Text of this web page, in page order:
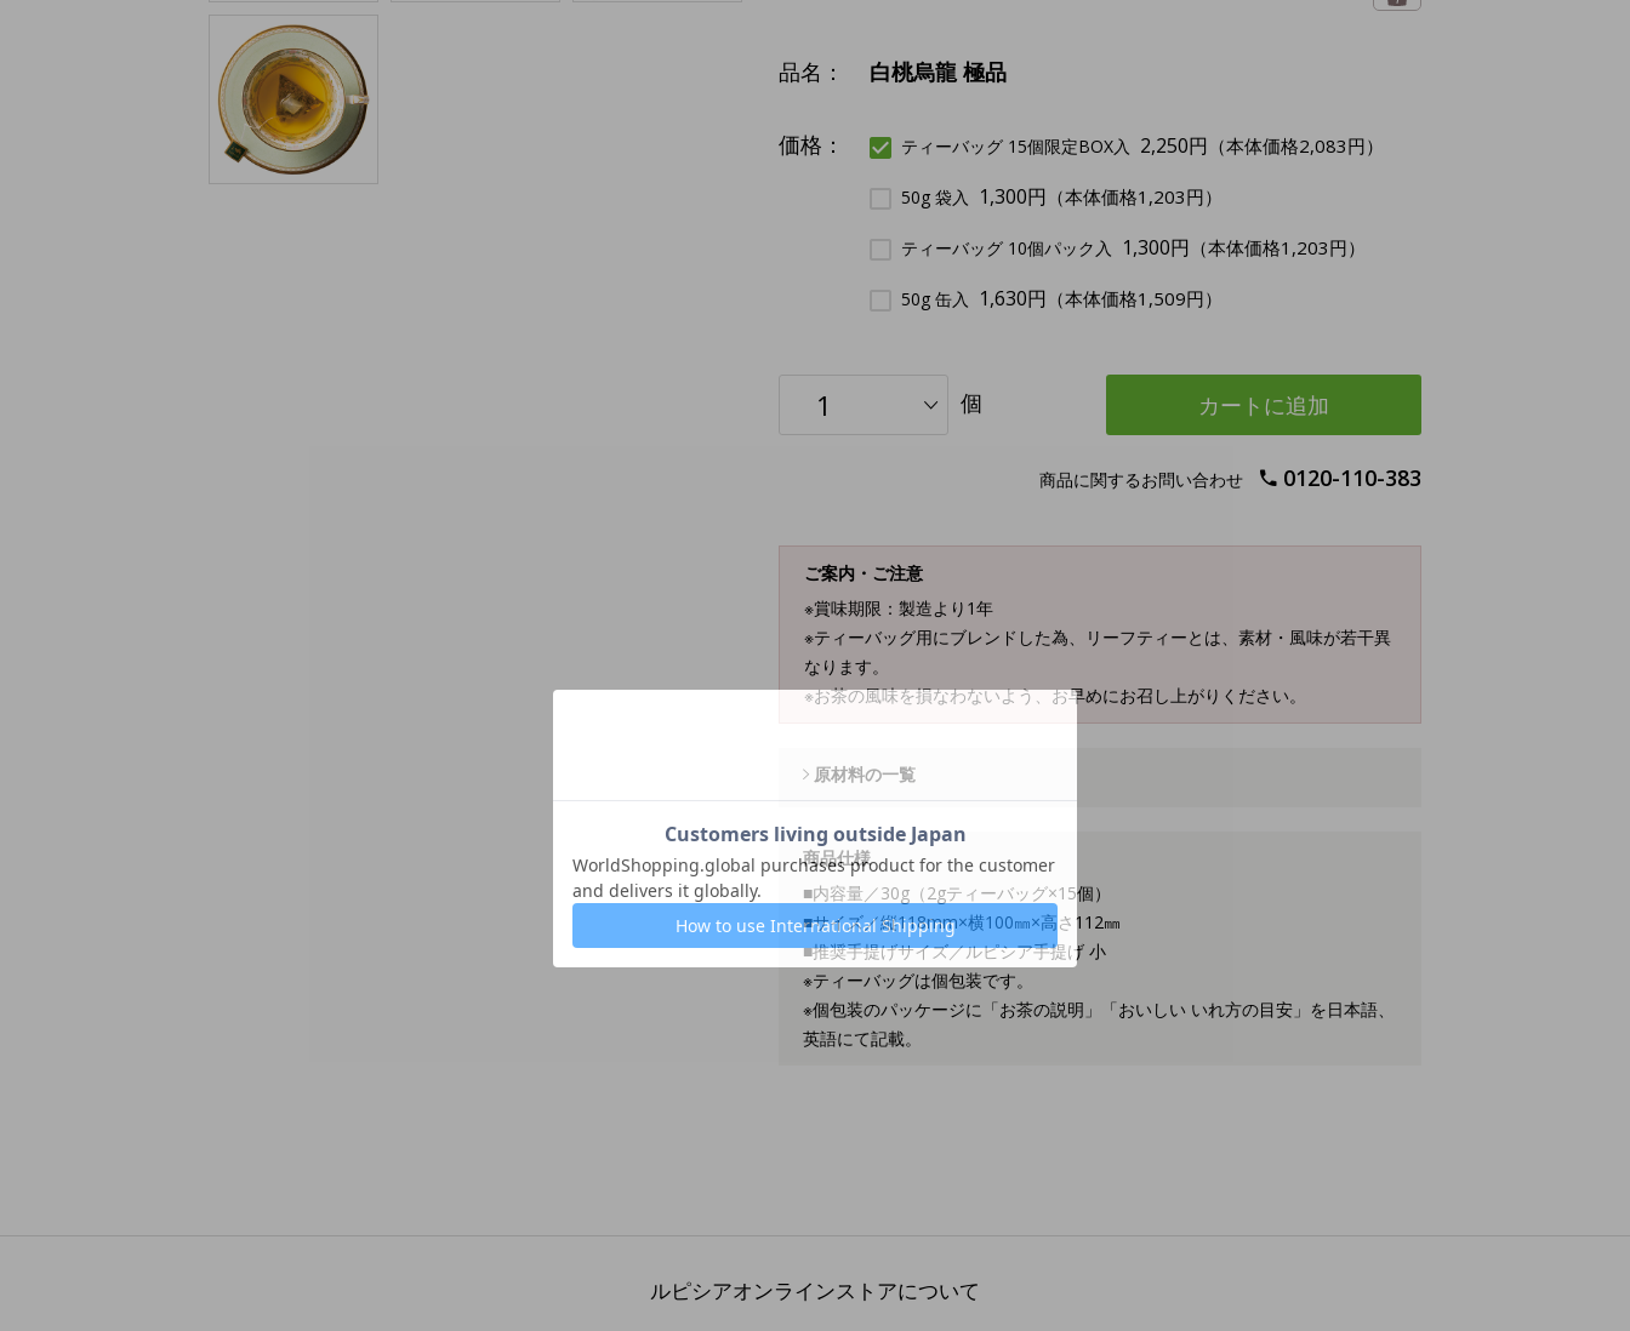
品名： 白桃烏龍 極品
価格： ティーバッグ 15個限定BOX入 2,250円 （本体価格2,083円）
50g 袋入 1,300円 （本体価格1,203円）
ティーバッグ 10個パック入 1,300円 （本体価格1,203円）
50g 缶入 1,630円 （本体価格1,509円）
個 カートに追加
商品に関するお問い合わせ 0120-110-383
ご案内・ご注意
※賞味期限：製造より1年
※ティーバッグ用にブレンドした為、リーフティーとは、素材・風味が若干異
なります。
※お茶の風味を損なわないよう、お早めにお召し上がりください。
原材料の一覧
商品仕様
■内容量／30g（2gティーバッグ×15個）
■サイズ／縦118mm×横100㎜×高さ112㎜
■推奨手提げサイズ／ルピシア手提げ 小
※ティーバッグは個包装です。
※個包装のパッケージに「お茶の説明」「おいしい いれ方の目安」を日本語、
英語にて記載。
ルピシアオンラインストアについて